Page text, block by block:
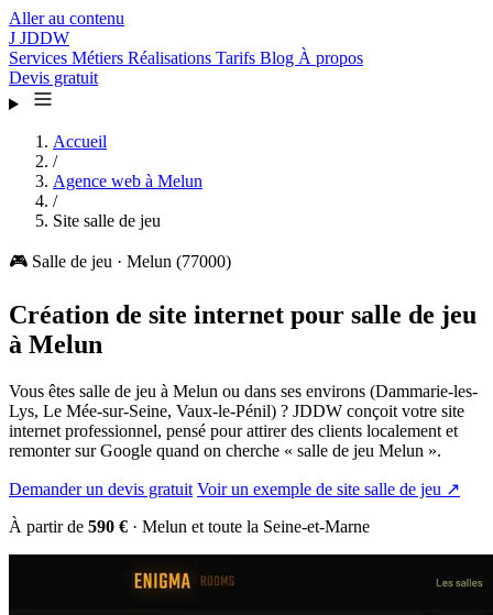
Aller au contenu
J JDDW
Services Métiers Réalisations Tarifs Blog À propos
Devis gratuit
Accueil
/
Agence web à Melun
/
Site salle de jeu
🎮 Salle de jeu · Melun (77000)
Création de site internet pour salle de jeu
à Melun
Vous êtes salle de jeu à Melun ou dans ses environs (Dammarie-les-
Lys, Le Mée-sur-Seine, Vaux-le-Pénil) ? JDDW conçoit votre site
internet professionnel, pensé pour attirer des clients localement et
remonter sur Google quand on cherche « salle de jeu Melun ».
Demander un devis gratuit Voir un exemple de site salle de jeu ↗
À partir de 590 € · Melun et toute la Seine-et-Marne